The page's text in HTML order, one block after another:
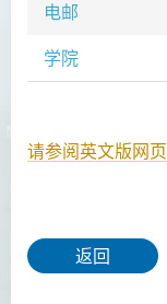
电邮
学院
请参阅英文版网页
返回